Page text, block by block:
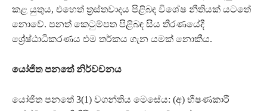
කළ යුතුය, එහෙත් ත්‍රස්තවාදය පිළිබඳ විශේෂ නීතියක් යටතේ
නොවේ. පනත් කෙටුම්පත පිළිබඳ සිය තීරණයේදී
ශ්‍රේෂ්ඨාධිකරණය එම තර්කය ගැන යමක් නොකීය.
යෝජිත පනතේ නිර්වචනය
යෝජිත පනතේ 3(1) වගන්තිය මෙසේය: (අ) භීෂණකාරී